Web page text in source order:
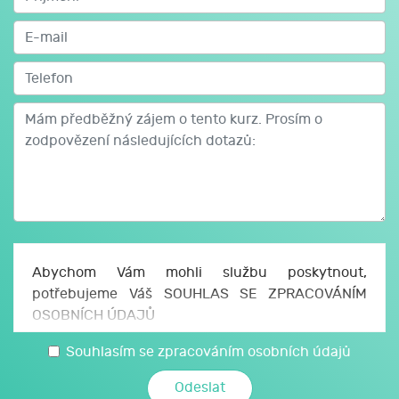
Metody výuky
Výklad podpořený prezentací. Hlavní důraz v kurzu je
kladen na praktický nácvik cviků na uvolnění očního
napětí, posílení očních svalů, nácvik mrkání, oční
relaxační cvičení. Každý účastník obdrží výukový
manuál.
Abychom Vám mohli službu poskytnout,
potřebujeme Váš SOUHLAS SE ZPRACOVÁNÍM
OSOBNÍCH ÚDAJŮ
Uděluji JCMM, z. s. p. o., sídlo Česká 166/11, 602
00 Brno, IČO: 750 64 707 (JCMM) souhlas se
zpracováním svých osobních a citlivých údajů,
Souhlasím se zpracováním osobních údajů